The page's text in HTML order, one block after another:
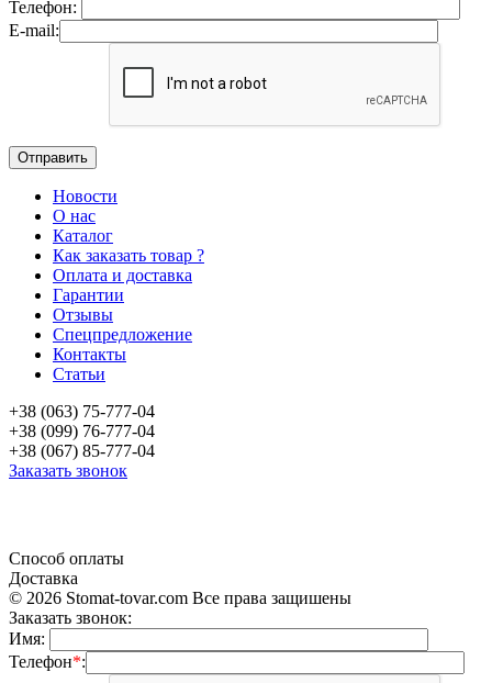
Телефон:
E-mail:
Новости
О нас
Каталог
Как заказать товар ?
Оплата и доставка
Гарантии
Отзывы
Спецпредложение
Контакты
Статьи
+38 (063) 75-777-04
+38 (099) 76-777-04
+38 (067) 85-777-04
Заказать звонок
Способ оплаты
Доставка
© 2026 Stomat-tovar.com Все права защишены
Заказать звонок:
Имя:
Телефон*: